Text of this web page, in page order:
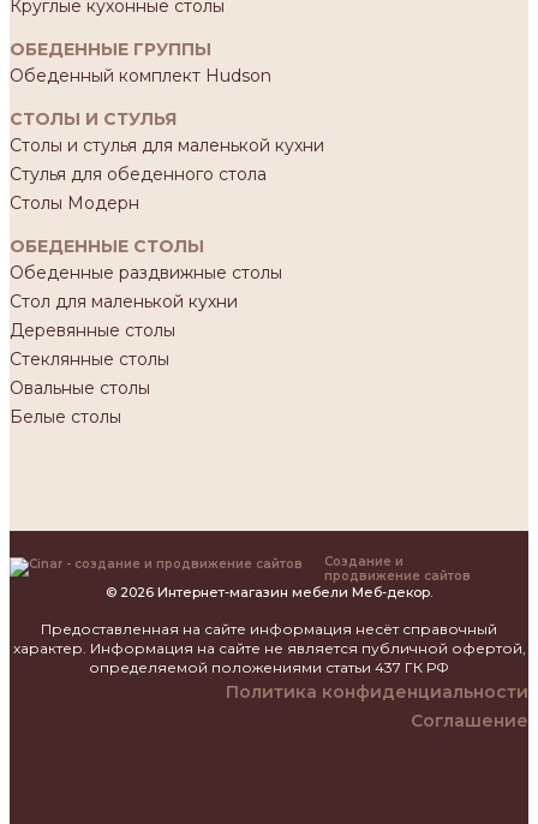
Круглые кухонные столы
ОБЕДЕННЫЕ ГРУППЫ
Обеденный комплект Hudson
СТОЛЫ И СТУЛЬЯ
Столы и стулья для маленькой кухни
Стулья для обеденного стола
Столы Модерн
ОБЕДЕННЫЕ СТОЛЫ
Обеденные раздвижные столы
Стол для маленькой кухни
Деревянные столы
Стеклянные столы
Овальные столы
Белые столы
Создание и
продвижение сайтов
© 2026 Интернет-магазин мебели Меб-декор.
Предоставленная на сайте информация несёт справочный
характер. Информация на сайте не является публичной офертой,
определяемой положениями статьи 437 ГК РФ
Политика конфиденциальности
Соглашение